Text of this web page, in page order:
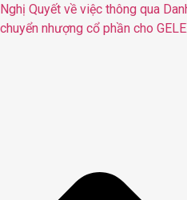
Nghị Quyết về việc thông qua
chuyển nhượng cổ phần cho